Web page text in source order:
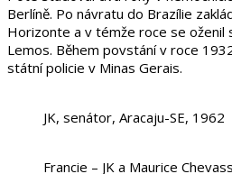
Berlíně. Po návratu do Brazílie
Horizonte a v témže roce se oženil
Lemos. Během povstání v roce
státní policie v Minas Gerais.
JK, senátor, Aracaju-SE, 1962
Francie – JK a Maurice